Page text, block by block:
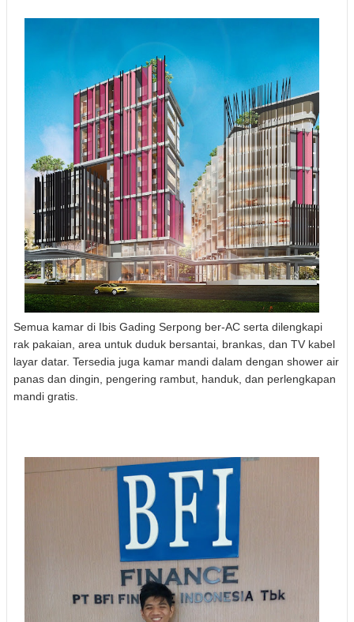
Semua kamar di Ibis Gading Serpong ber-AC serta dilengkapi
rak pakaian, area untuk duduk bersantai, brankas, dan TV kabel
layar datar. Tersedia juga kamar mandi dalam dengan shower air
panas dan dingin, pengering rambut, handuk, dan perlengkapan
mandi gratis.